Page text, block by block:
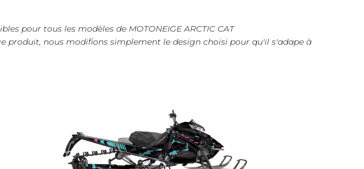
pour tous les modèles de MOTONEIGE ARCTIC CAT
produit, nous modifions simplement le design choisi pour qu'il s'adape à